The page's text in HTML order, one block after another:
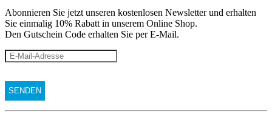
Abonnieren Sie jetzt unseren kostenlosen Newsletter und erhalten
Sie einmalig 10% Rabatt in unserem Online Shop.
Den Gutschein Code erhalten Sie per E-Mail.